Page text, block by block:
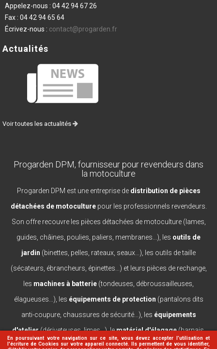
En poursuivant votre navigation sur ce site, vous devez accepter l’utilisation et
l'écriture de Cookies sur votre appareil connecté. Ils permettent de vous identifier,
Appelez-nous : 04 42 94 67 26
Fax : 04 42 94 65 64
Écrivez-nous : contact@progarden.fr
Actualités
Voir toutes les actualités
Progarden DPM, fournisseur pour revendeurs dans
la motoculture
Progarden DPM est une entreprise de distribution de pièces
détachées de motoculturepour les professionnels revendeurs.
Son offre recouvre les pièces détachées de motoculture (lames,
guides, châines, poulies, paliers, membranes...), les outils de
jardin (binettes, pelles, rateaux, seaux...), les outils de taille
(sécateurs, ébrancheurs, épinettes...) et leurs pièces de rechange,
les machines à batterie (tondeuses, débroussailleuses,
élagueuses...), les équipements de protection (pantalons dits
anti-coupure, chaussures de sécurité...), les équipements
d'atelier(dériveteuses, limes...), lematériel d'élagage(harnais,
casques, lanceurs...).